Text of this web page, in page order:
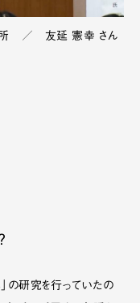
所 ／ 友延 憲幸 さん
の研究を行っていたの